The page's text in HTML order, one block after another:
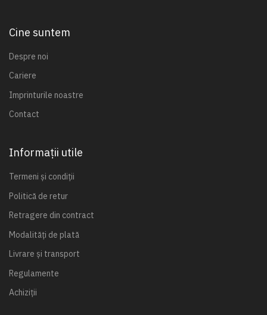
Cine suntem
Despre noi
Cariere
Imprinturile noastre
Contact
Informații utile
Termeni și condiții
Politică de retur
Retragere din contract
Modalități de plată
Livrare și transport
Regulamente
Achiziții